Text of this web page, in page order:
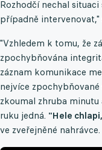
Rozhodčí nechal
případně
"Vzhledem k tomu, že
zpochybňována
záznam komunikace
nejvíce
zkoumal zhruba minutu
ruku jedná. "Hele
ve zveřejněné nahrávce.